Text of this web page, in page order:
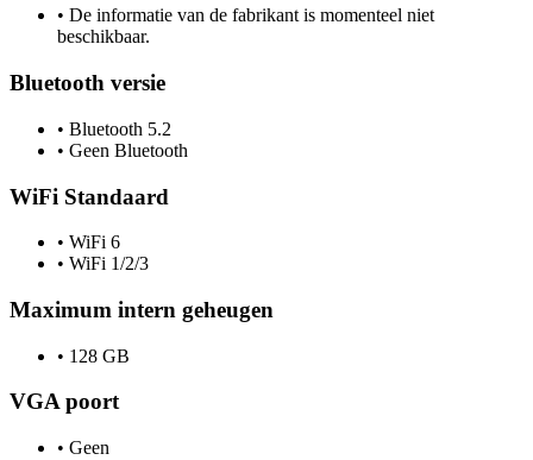
• De informatie van de fabrikant is momenteel niet
beschikbaar.
Bluetooth versie
• Bluetooth 5.2
• Geen Bluetooth
WiFi Standaard
• WiFi 6
• WiFi 1/2/3
Maximum intern geheugen
• 128 GB
VGA poort
• Geen